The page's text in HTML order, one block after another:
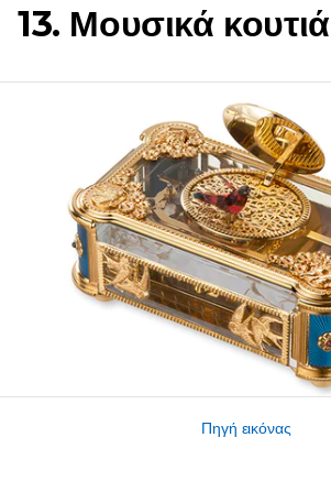
13. Μουσικά κουτιά
Πηγή εικόνας